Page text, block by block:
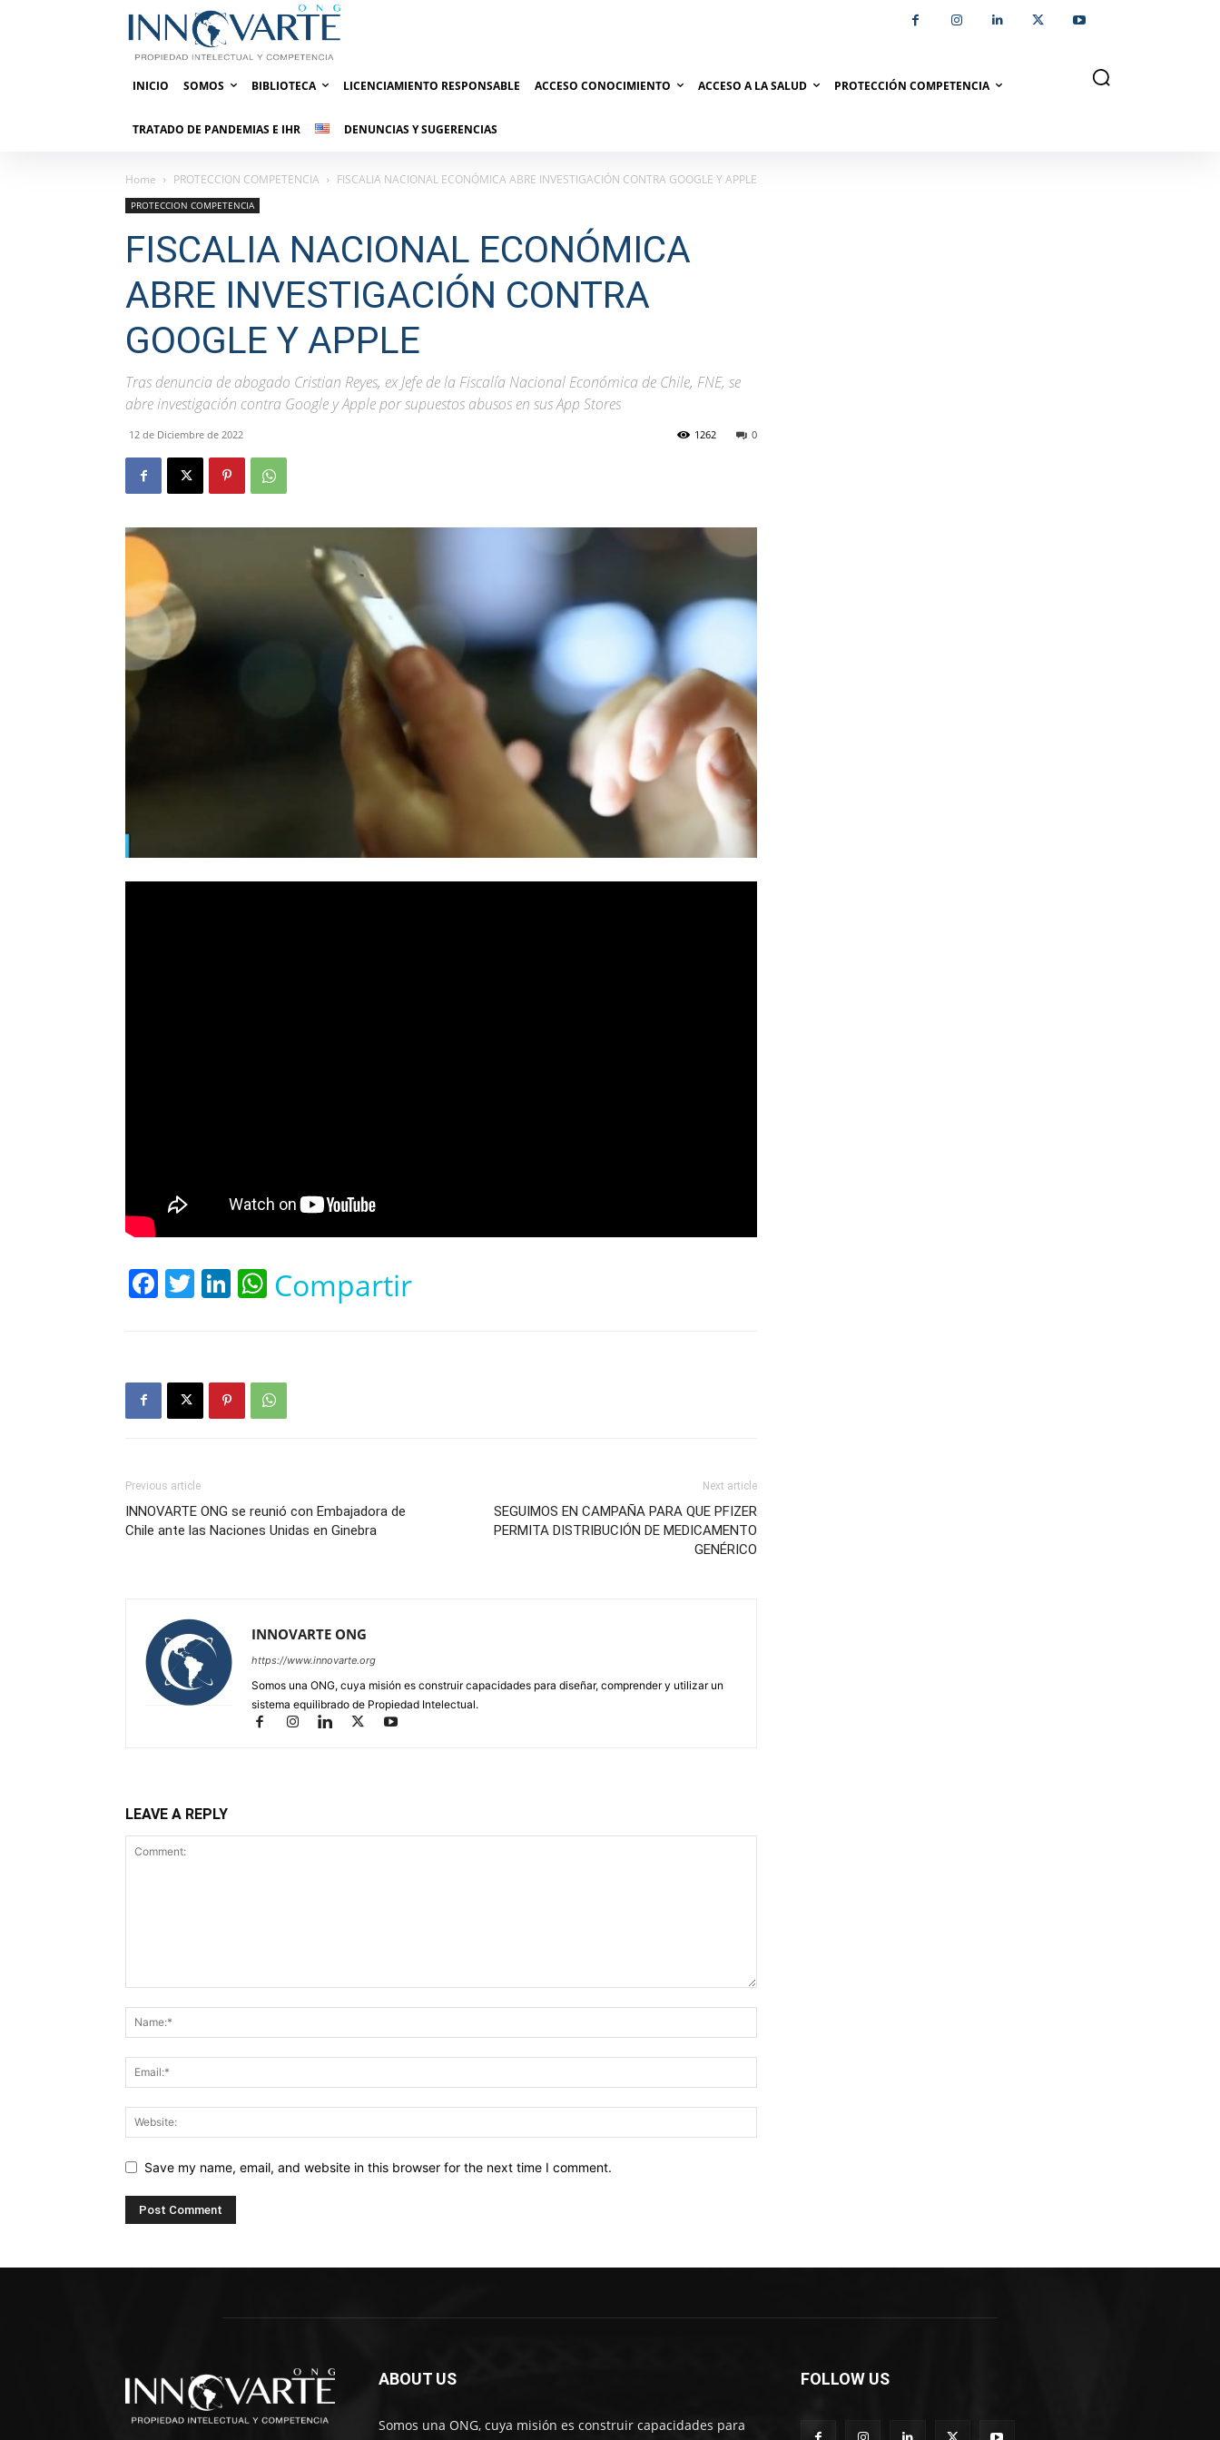
INICIO SOMOS BIBLIOTECA LICENCIAMIENTO RESPONSABLE ACCESO CONOCIMIENTO ACCESO A LA SALUD PROTECCIÓN COMPETENCIA
TRATADO DE PANDEMIAS E IHR DENUNCIAS Y SUGERENCIAS
Home PROTECCION COMPETENCIA FISCALIA NACIONAL ECONÓMICA ABRE INVESTIGACIÓN CONTRA GOOGLE Y APPLE
PROTECCION COMPETENCIA
FISCALIA NACIONAL ECONÓMICA
ABRE INVESTIGACIÓN CONTRA
GOOGLE Y APPLE
Tras denuncia de abogado Cristian Reyes, ex Jefe de la Fiscalía Nacional Económica de Chile, FNE, se
abre investigación contra Google y Apple por supuestos abusos en sus App Stores
12 de Diciembre de 2022 0
1262
Facebook
Twitter
LinkedIn
WhatsApp
Compartir
Previous article
INNOVARTE ONG se reunió con Embajadora de
Chile ante las Naciones Unidas en Ginebra
Next article
SEGUIMOS EN CAMPAÑA PARA QUE PFIZER
PERMITA DISTRIBUCIÓN DE MEDICAMENTO
GENÉRICO
INNOVARTE ONG
https://www.innovarte.org
Somos una ONG, cuya misión es construir capacidades para diseñar, comprender y utilizar un
sistema equilibrado de Propiedad Intelectual.
LEAVE A REPLY
Save my name, email, and website in this browser for the next time I comment.
ABOUT US
Somos una ONG, cuya misión es construir capacidades para
FOLLOW US